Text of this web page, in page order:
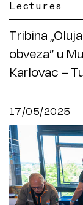
Lectures
Tribina
obveza” u
Karlovac –
17/05/2025